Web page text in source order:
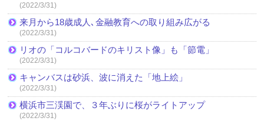
(2022/3/31)
来月から18歳成人､金融教育への取り組み広がる
(2022/3/31)
リオの「コルコバードのキリスト像」も「節電」
(2022/3/31)
キャンバスは砂浜、波に消えた「地上絵」
(2022/3/31)
横浜市三渓園で、３年ぶりに桜がライトアップ
(2022/3/31)